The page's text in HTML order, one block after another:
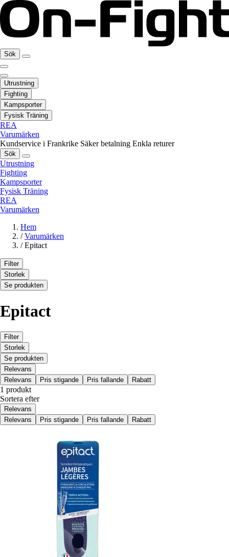
Sök
Utrustning
Fighting
Kampsporter
Fysisk Träning
REA
Varumärken
Kundservice i Frankrike Säker betalning Enkla returer
Sök
Utrustning
Fighting
Kampsporter
Fysisk Träning
REA
Varumärken
Hem
/ Varumärken
/ Epitact
Filter
Storlek
Se produkten
Epitact
Filter
Storlek
Se produkten
Relevans
Relevans
Pris stigande Pris fallande Rabatt
1 produkt
Sortera efter
Relevans
Relevans
Pris stigande Pris fallande Rabatt